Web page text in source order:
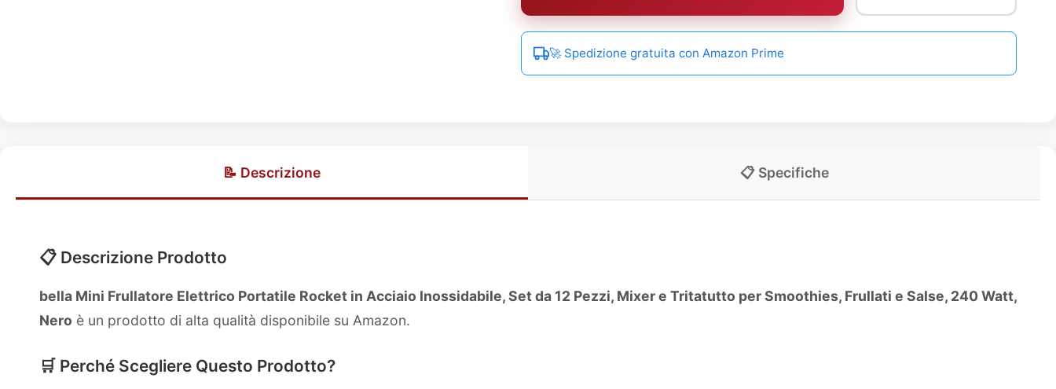
🚀 Spedizione gratuita con Amazon Prime
📝 Descrizione 📋 Specifiche
📋 Descrizione Prodotto
bella Mini Frullatore Elettrico Portatile Rocket in Acciaio Inossidabile, Set da 12 Pezzi, Mixer e Tritatutto per Smoothies, Frullati e Salse, 240 Watt,
Nero è un prodotto di alta qualità disponibile su Amazon.
🛒 Perché Scegliere Questo Prodotto?